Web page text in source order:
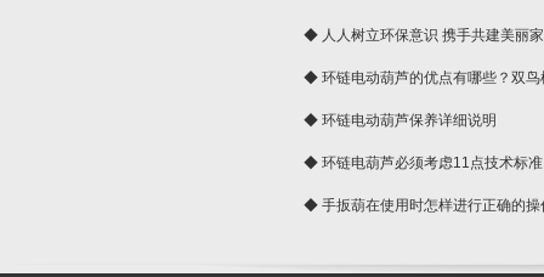
◆ 人人树立环保意识 携手共建美丽
球◆ 环链电动葫芦的优点有哪些？双鸟
◆ 环链电动葫芦保养详细说明
◆ 环链电葫芦必须考虑11点技术标准
◆ 手扳葫在使用时怎样进行正确的操